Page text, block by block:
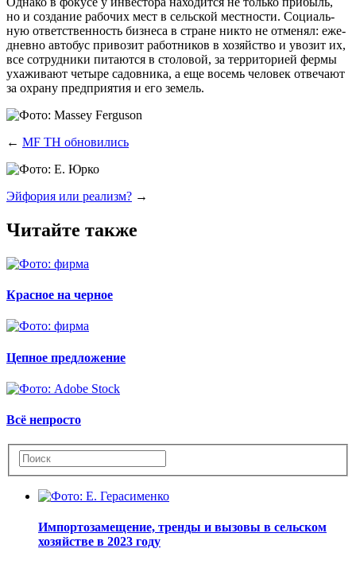
но и созда­ние рабо­чих мест в сель­ской мест­но­сти. Соци­аль­
ную ответ­ствен­ность биз­не­са в стране никто не отме­нял: еже­
днев­но авто­бус при­во­зит работ­ни­ков в хозяй­ство и уво­зит их,
все сотруд­ни­ки пита­ют­ся в сто­ло­вой, за тер­ри­то­ри­ей фер­мы
уха­жи­ва­ют четы­ре садов­ни­ка, а еще восемь чело­век отве­ча­ют
за охра­ну пред­при­я­тия и его земель.
← MF ТН обновились
Эйфория или реализм? →
Читайте также
Красное на черное
Цепное предложение
Всё непросто
Импортозамещение, тренды и вызовы в сельском
хозяйстве в 2023 году